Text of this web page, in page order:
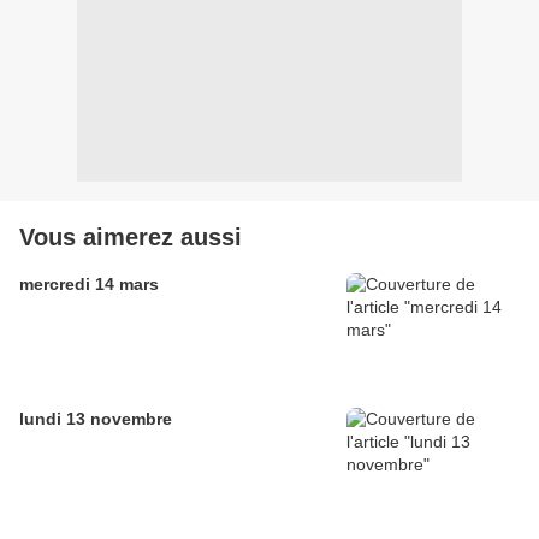
Vous aimerez aussi
mercredi 14 mars
lundi 13 novembre